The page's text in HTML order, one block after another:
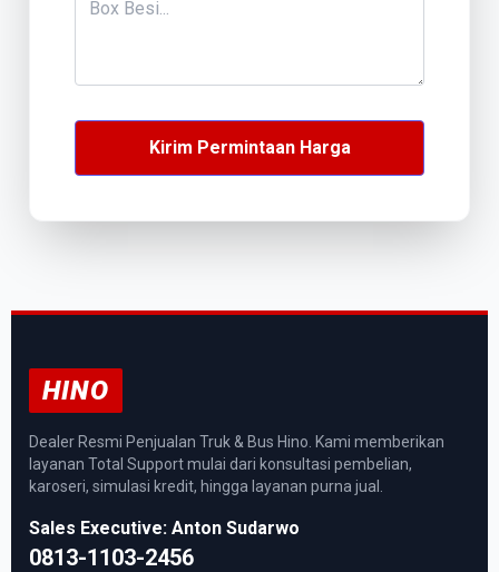
Kirim Permintaan Harga
HINO
Dealer Resmi Penjualan Truk & Bus Hino. Kami memberikan
layanan Total Support mulai dari konsultasi pembelian,
karoseri, simulasi kredit, hingga layanan purna jual.
Sales Executive: Anton Sudarwo
0813-1103-2456